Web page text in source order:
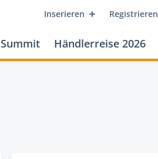
Inserieren Registrieren
Summit Händlerreise 2026